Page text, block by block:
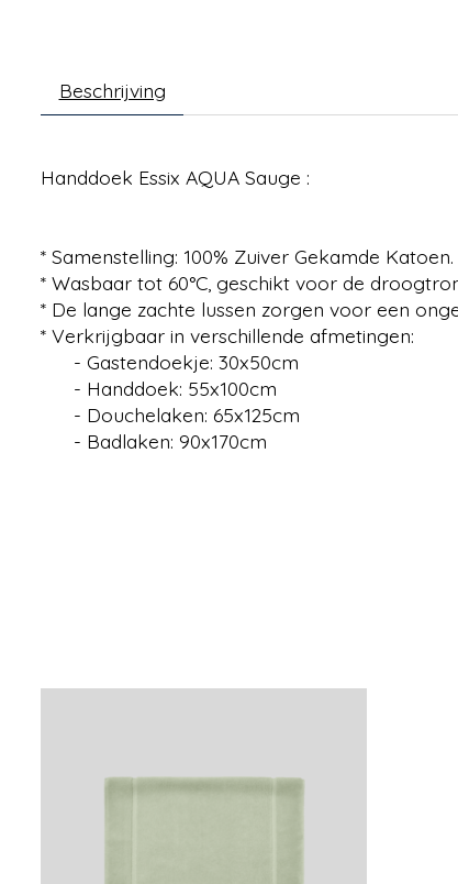
Beschrijving
Handdoek Essix AQUA Sauge :
* Samenstelling: 100% Zuiver Gekamde Katoen.
* Wasbaar tot 60°C, geschikt voor de
* De lange zachte lussen zorgen voor een
* Verkrijgbaar in verschillende afmetingen:
- Gastendoekje: 30x50cm
- Handdoek: 55x100cm
- Douchelaken: 65x125cm
- Badlaken: 90x170cm